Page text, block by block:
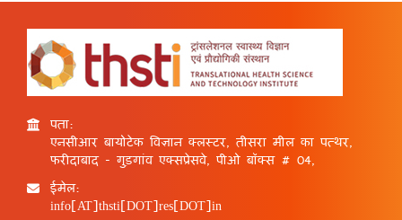
पता:
एनसीआर बायोटेक विज्ञान क्लस्टर, तीसरा मील का पत्थर,
फरीदाबाद - गुड़गांव एक्सप्रेसवे, पीओ बॉक्स # 04,
ईमेल:
info[AT]thsti[DOT]res[DOT]in